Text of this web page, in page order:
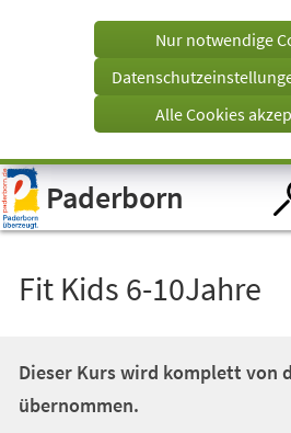
Visuelle
Assistenzsoftware
öffnen.
einem
Tab)
Nur notwendige
Alle Cookies
Paderborn
Fit Kids 6-10Jahre
Dieser Kurs wird komplett von
übernommen.